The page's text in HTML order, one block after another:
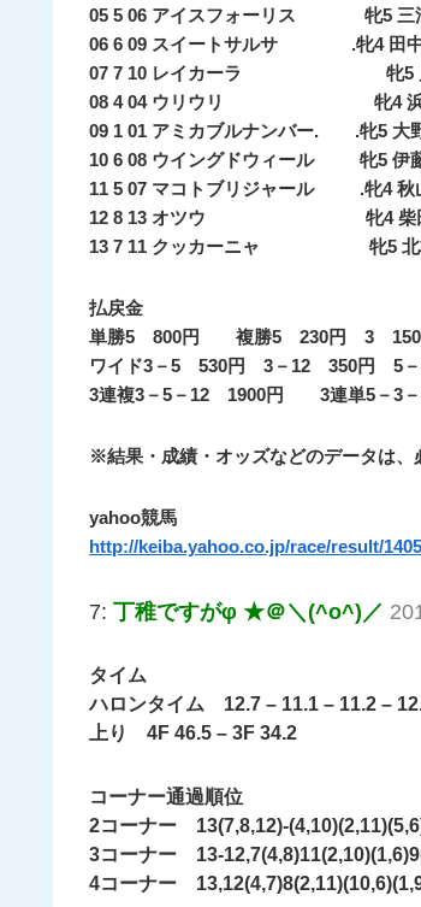
05 5 06 アイスフォーリス 牝5 三
06 6 09 スイートサルサ .牝4 田
07 7 10 レイカーラ 牝5 戸崎
08 4 04 ウリウリ 牝4 浜中
09 1 01 アミカブルナンバー. .牝5 大野
10 6 08 ウイングドウィール 牝5
11 5 07 マコトブリジャール .牝4
12 8 13 オツウ 牝4 柴田善臣
13 7 11 クッカーニャ 牝5 北村宏
払戻金
単勝5 800円 複勝5 230円 3
ワイド3－5 530円 3－12 350円 5
3連複3－5－12 1900円 3連単5－3
※結果・成績・オッズなどのデータは
yahoo競馬
http://keiba.yahoo.co.jp/race/result/
7: 丁稚ですがφ ★＠＼(^o^)／
タイム
ハロンタイム 12.7 – 11.1 – 11.2 –
上り 4F 46.5 – 3F 34.2
コーナー通過順位
2コーナー 13(7,8,12)-
3コーナー 13-
4コーナー